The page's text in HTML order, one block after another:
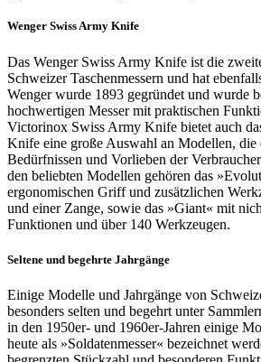
Wenger Swiss Army Knife
Das Wenger Swiss Army Knife ist die
Schweizer Taschenmessern und hat
Wenger wurde 1893 gegründet und wurde
hochwertigen Messer mit praktischen
Victorinox Swiss Army Knife bietet auch
Knife eine große Auswahl an Modellen, die
Bedürfnissen und Vorlieben der
den beliebten Modellen gehören das
ergonomischen Griff und zusätzlichen
und einer Zange, sowie das »Giant« mit
Funktionen und über 140 Werkzeugen.
Seltene und begehrte Jahrgänge
Einige Modelle und Jahrgänge von
besonders selten und begehrt unter
in den 1950er- und 1960er-Jahren einige
heute als »Soldatenmesser« bezeichnet